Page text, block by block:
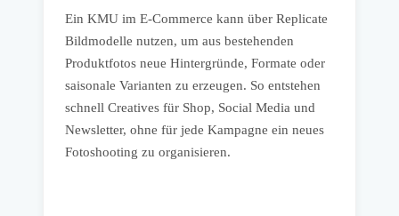
Ein KMU im E-Commerce kann über Replicate
Bildmodelle nutzen, um aus bestehenden
Produktfotos neue Hintergründe, Formate oder
saisonale Varianten zu erzeugen. So entstehen
schnell Creatives für Shop, Social Media und
Newsletter, ohne für jede Kampagne ein neues
Fotoshooting zu organisieren.